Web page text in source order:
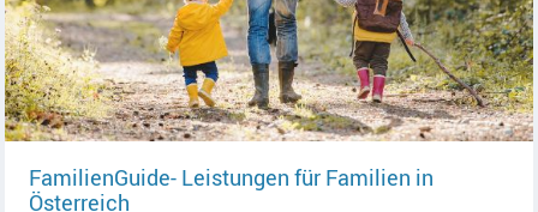
FamilienGuide- Leistungen für Familien in
Österreich